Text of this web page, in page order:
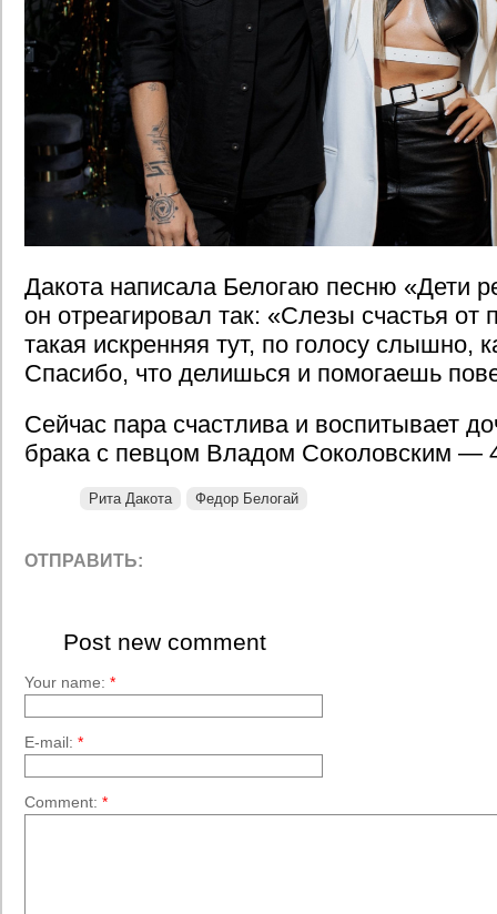
Дакота написала Белогаю песню «Дети
он отреагировал так: «Слезы счастья
такая искренняя тут, по голосу слышно,
Спасибо, что делишься и помогаешь
Сейчас пара счастлива и воспитывает
брака с певцом Владом Соколовским
Рита Дакота Федор Белогай
ОТПРАВИТЬ:
Post new comment
Your name: *
E-mail: *
Comment: *